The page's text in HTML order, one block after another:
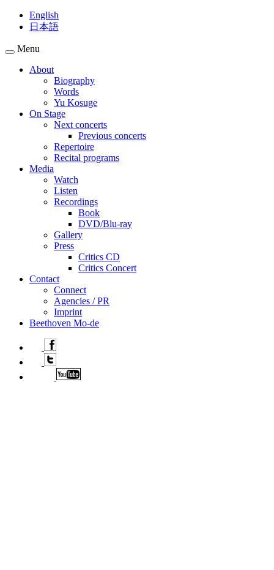
English
日本語
Menu
About
Biography
Words
Yu Kosuge
On Stage
Next concerts
Previous concerts
Repertoire
Recital programs
Media
Watch
Listen
Recordings
Book
DVD/Blu-ray
Gallery
Press
Critics CD
Critics Concert
Contact
Connect
Agencies / PR
Imprint
Beethoven Mo-de